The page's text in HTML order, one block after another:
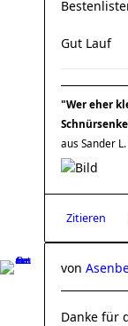
Gut Lauf
"Wer eher
aus Sander
Zitieren
von
Danke für